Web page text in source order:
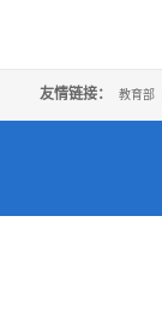
友情链接： 教育部